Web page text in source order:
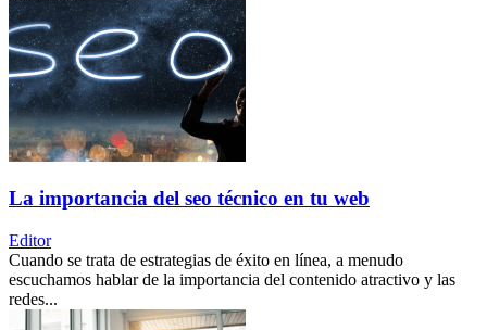
La importancia del seo técnico en tu web
Editor
Cuando se trata de estrategias de éxito en línea, a menudo
escuchamos hablar de la importancia del contenido atractivo y las
redes...